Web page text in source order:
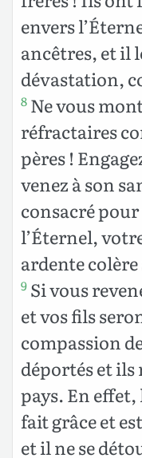
envers
ancêtres, et il
dévastation,
8 Ne vous
réfractaires
pères !
venez à son
consacré
l’Éternel,
ardente
9 Si vous
et vos fils
compassion
déportés et
pays. En
fait grâce et
et il ne se